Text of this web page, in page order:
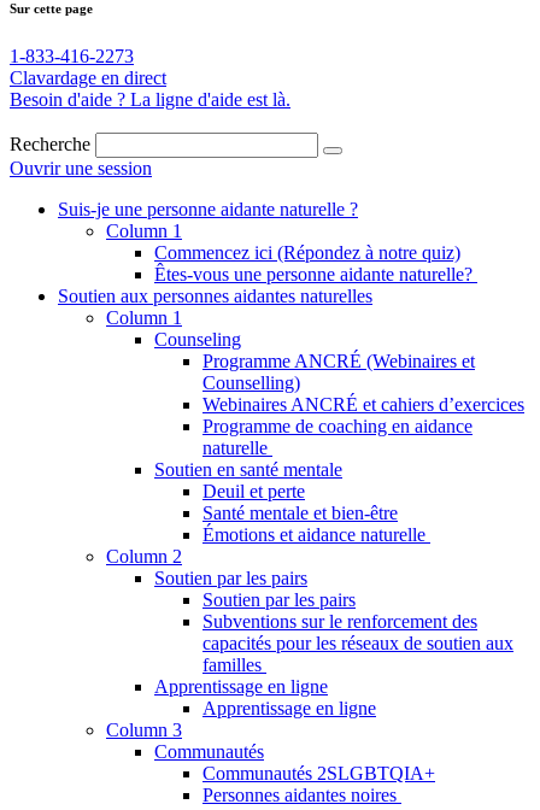
Sur cette page
1-833-416-2273
Clavardage en direct
Besoin d'aide ? La ligne d'aide est là.
Recherche
Ouvrir une session
Suis-je une personne aidante naturelle ?
Column 1
Commencez ici (Répondez à notre quiz)
Êtes-vous une personne aidante naturelle?
Soutien aux personnes aidantes naturelles
Column 1
Counseling
Programme ANCRÉ (Webinaires et
Counselling)
Webinaires ANCRÉ et cahiers d’exercices
Programme de coaching en aidance
naturelle
Soutien en santé mentale
Deuil et perte
Santé mentale et bien-être
Émotions et aidance naturelle
Column 2
Soutien par les pairs
Soutien par les pairs
Subventions sur le renforcement des
capacités pour les réseaux de soutien aux
familles
Apprentissage en ligne
Apprentissage en ligne
Column 3
Communautés
Communautés 2SLGBTQIA+
Personnes aidantes noires